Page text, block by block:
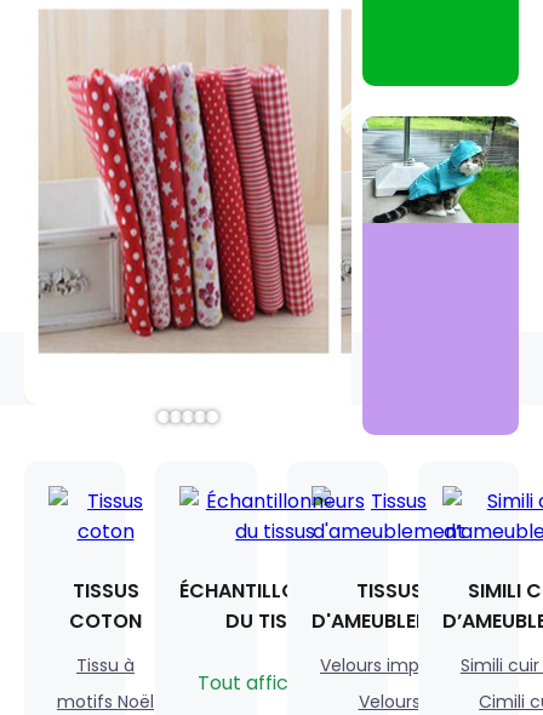
TISSUS
COTON
Tissu à
motifs Noël
ÉCHANTILLONNEURS
DU TISSUS
Tout afficher
TISSUS
D'AMEUBLEMENT
Velours imprimé
Velours
SIMILI
Simili
Cimili